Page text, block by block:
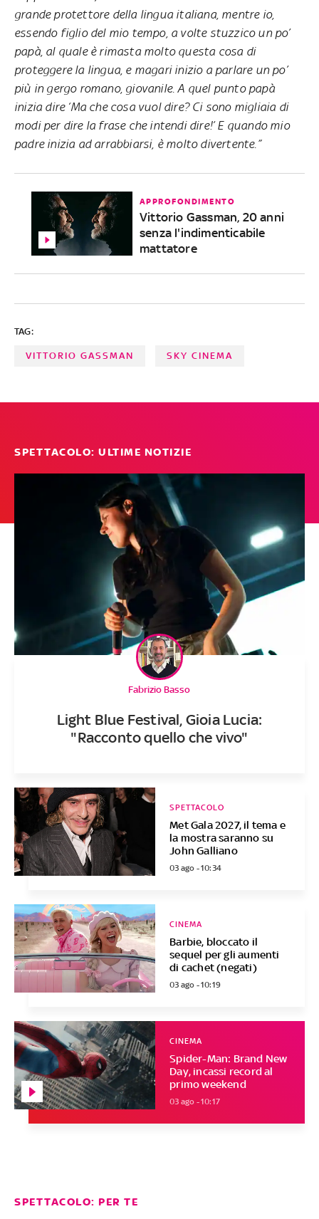
grande protettore della lingua italiana, mentre io,
essendo figlio del mio tempo, a volte stuzzico un po’
papà, al quale è rimasta molto questa cosa di
proteggere la lingua, e magari inizio a parlare un po’
più in gergo romano, giovanile. A quel punto papà
inizia dire ‘Ma che cosa vuol dire? Ci sono migliaia di
modi per dire la frase che intendi dire!’ E quando mio
padre inizia ad arrabbiarsi, è molto divertente.”
APPROFONDIMENTO
Vittorio Gassman, 20 anni
senza l'indimenticabile
mattatore
TAG:
VITTORIO GASSMAN SKY CINEMA
SPETTACOLO: ULTIME NOTIZIE
Light Blue Festival, Gioia Lucia:
"Racconto quello che vivo"
Fabrizio Basso
Met Gala 2027, il tema e
la mostra saranno su
John Galliano
SPETTACOLO
03 ago - 10:34
Barbie, bloccato il
sequel per gli aumenti
di cachet (negati)
CINEMA
03 ago - 10:19
Spider-Man: Brand New
Day, incassi record al
primo weekend
CINEMA
03 ago - 10:17
SPETTACOLO: PER TE